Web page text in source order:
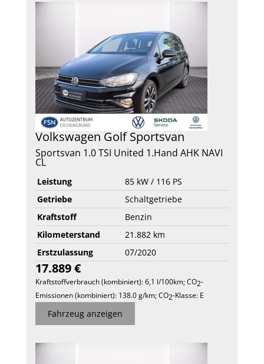
Volkswagen Golf Sportsvan
Sportsvan 1.0 TSI United 1.Hand AHK NAVI
CL
Leistung
85 kW / 116 PS
Getriebe
Schaltgetriebe
Kraftstoff
Benzin
Kilometerstand
21.882 km
Erstzulassung
07/2020
17.889 €
Kraftstoffverbrauch (kombiniert):6,1 l/100km;CO2-
Emissionen (kombiniert): 138.0 g/km;CO2-Klasse: E
Fahrzeug anzeigen